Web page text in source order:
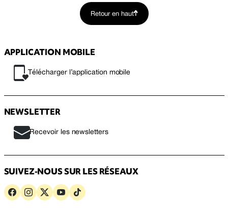
Retour en haut
APPLICATION MOBILE
Télécharger l’application mobile
NEWSLETTER
Recevoir les newsletters
SUIVEZ-NOUS SUR LES RÉSEAUX